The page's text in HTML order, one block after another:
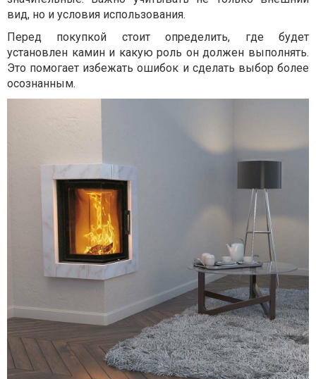
вид, но и условия использования.
Перед покупкой стоит определить, где будет
установлен камин и какую роль он должен выполнять.
Это помогает избежать ошибок и сделать выбор более
осознанным.